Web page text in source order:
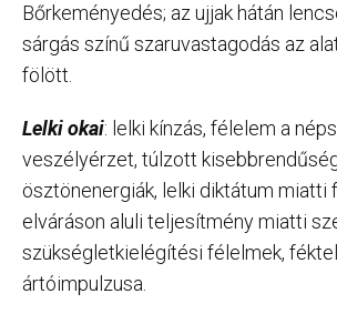
Bőrkeményedés; az ujjak hátán
sárgás színű szaruvastagodás az
fölött.
Lelki okai: lelki kínzás, félelem a
veszélyérzet, túlzott
ösztönenergiák, lelki diktátum miatti
elváráson aluli teljesítmény miatti
szükségletkielégítési félelmek,
ártóimpulzusa.